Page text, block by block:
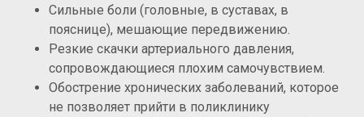
Сильные боли (головные, в суставах, в
пояснице), мешающие передвижению.
Резкие скачки артериального давления,
сопровождающиеся плохим самочувствием.
Обострение хронических заболеваний, которое
не позволяет прийти в поликлинику